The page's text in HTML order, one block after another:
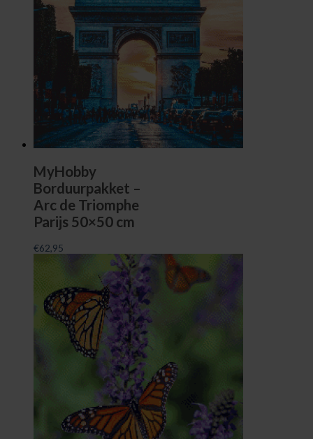
MyHobby
Borduurpakket –
Arc de Triomphe
Parijs 50×50 cm
€62,95